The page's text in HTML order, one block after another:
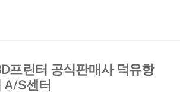
프린터 공식판매사 덕유항
A/S센터